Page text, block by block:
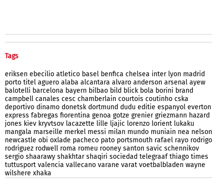
Tags
eriksen ebecilio atletico basel benfica chelsea inter lyon madrid
porto titel aguero alaba alcantara alvaro anderson arsenal ayew
balotelli barcelona bayern bilbao bild blick bola borini brand
campbell canales cesc chamberlain courtois coutinho cska
deportivo dinamo donetsk dortmund dudu editie espanyol everton
express fabregas fiorentina genoa gotze grenier griezmann hazard
jones kiev kryvtsov lacazette lille ljajic lorenzo lorient lukaku
mangala marseille merkel messi milan mundo muniain nea nelson
newcastle obi oxlade pacheco pato portsmouth rafael rayo rodrigo
rodriguez rodwell roma romeu rooney santon savic schennikov
sergio shaarawy shakhtar shaqiri sociedad telegraaf thiago times
tuttusport valencia vallecano varane varat voetbalbladen wayne
wilshere xhaka